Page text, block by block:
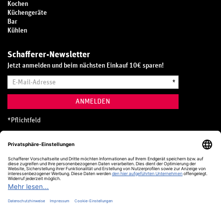
Kochen
Küchengeräte
Bar
Kühlen
Schafferer-Newsletter
Jetzt anmelden und beim nächsten Einkauf 10€ sparen!
Mail-
*
ANMELDEN
* Pflichtfeld
Hotline
0800 20 70 300 (D)
Kostenlos aus dem deutschen Festnetz
24 Stunden / 365 Tage im Jahr